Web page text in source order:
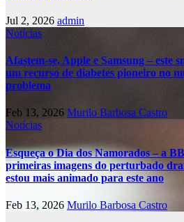
Jul 2, 2026 admin
Notícias
Afastem-se, Apple e Samsung – este
um recurso de diabetes pioneiro no
problema
Feb 13, 2026 Murilo Barbosa Castro
Notícias
Esqueça o Dia dos Namorados – a
primeiras imagens do perturbado
estou mais animado para este ano
Feb 13, 2026 Murilo Barbosa Castro